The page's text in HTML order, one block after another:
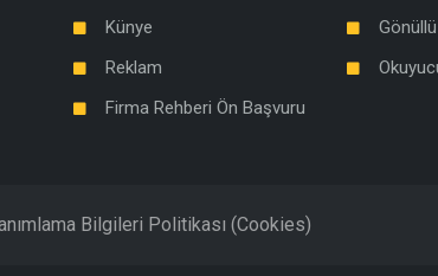
Künye
Reklam
Firma Rehberi Ön Başvuru
Gönüllü
Bilgileri Politikası (Cookies)